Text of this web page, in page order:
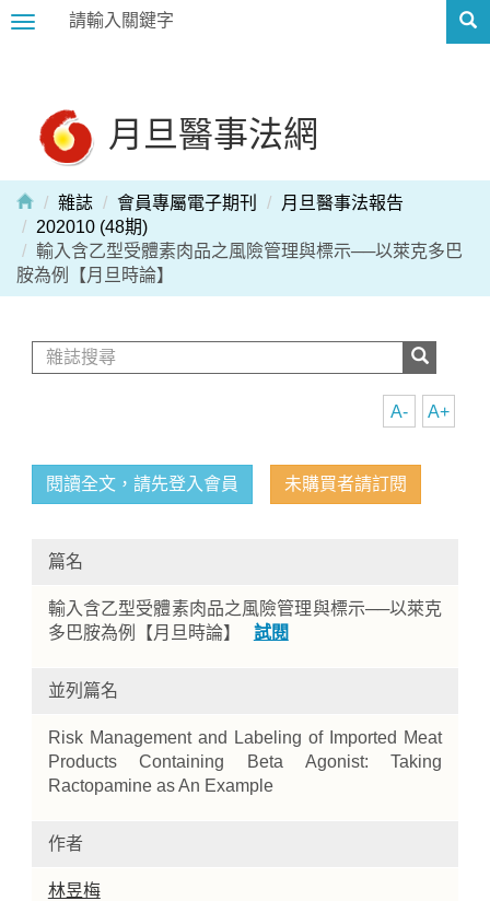
Toggle
月旦醫事法網
Home
雜誌 會員專屬電子期刊
月旦醫事法報告
202010 (48期)
輸入含乙型受體素肉品之風險管理與標示──以萊克多巴
胺為例【月旦時論】
A+
A-
閱讀全文，請先登入會員 未購買者請訂閱
篇名
輸入含乙型受體素肉品之風險管理與標示──以萊克
多巴胺為例【月旦時論】 試閱
並列篇名
Risk Management and Labeling of Imported Meat
Products Containing Beta Agonist: Taking
Ractopamine as An Example
作者
林昱梅